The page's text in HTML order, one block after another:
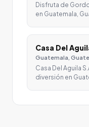
Disfruta de
en Guatemala,
Casa Del
Guatemala,
Casa Del Aguila
diversión en